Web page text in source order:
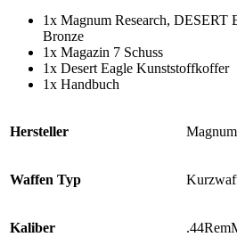
1x Magnum Research,
Bronze
1x Magazin 7 Schuss
1x Desert Eagle Kunststoffkoffer
1x Handbuch
Hersteller
Waffen Typ
Kaliber